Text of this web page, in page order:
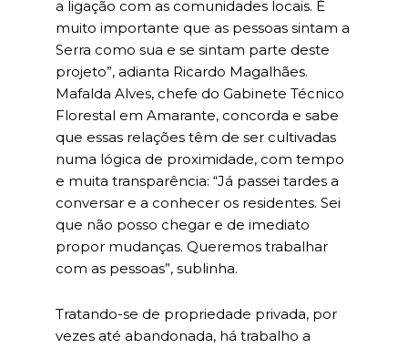
a ligação com as comunidades locais. É
muito importante que as pessoas sintam a
Serra como sua e se sintam parte deste
projeto”, adianta Ricardo Magalhães.
Mafalda Alves, chefe do Gabinete Técnico
Florestal em Amarante, concorda e sabe
que essas relações têm de ser cultivadas
numa lógica de proximidade, com tempo
e muita transparência: “Já passei tardes a
conversar e a conhecer os residentes. Sei
que não posso chegar e de imediato
propor mudanças. Queremos trabalhar
com as pessoas”, sublinha.
Tratando-se de propriedade privada, por
vezes até abandonada, há trabalho a